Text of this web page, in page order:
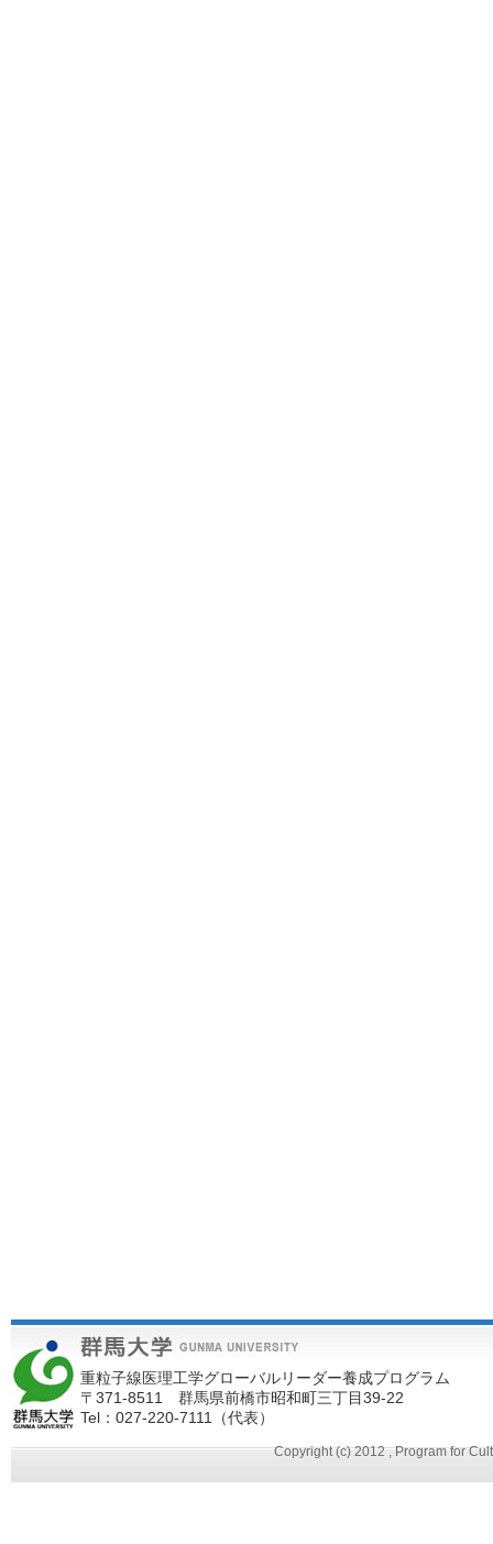
重粒子線医理工学グローバルリーダー養成プログラム
〒371-8511 群馬県前橋市昭和町三丁目39-22
Tel：027-220-7111（代表）
Copyright (c) 2012 , Program for